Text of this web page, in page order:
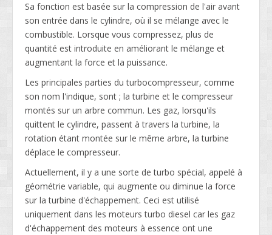
Sa fonction est basée sur la compression de l'air avant
son entrée dans le cylindre, où il se mélange avec le
combustible. Lorsque vous compressez, plus de
quantité est introduite en améliorant le mélange et
augmentant la force et la puissance.
Les principales parties du turbocompresseur, comme
son nom l'indique, sont ; la turbine et le compresseur
montés sur un arbre commun. Les gaz, lorsqu'ils
quittent le cylindre, passent à travers la turbine, la
rotation étant montée sur le même arbre, la turbine
déplace le compresseur.
Actuellement, il y a une sorte de turbo spécial, appelé à
géométrie variable, qui augmente ou diminue la force
sur la turbine d'échappement. Ceci est utilisé
uniquement dans les moteurs turbo diesel car les gaz
d'échappement des moteurs à essence ont une